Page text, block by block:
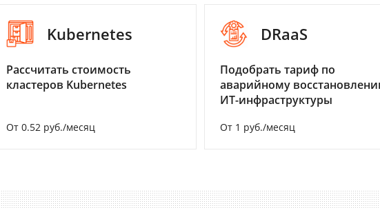
Kubernetes
Рассчитать стоимость
кластеров Kubernetes
От 0.52 руб./месяц
DRaaS
Подобрать тариф по
аварийному
ИТ-инфраструктуры
От 1 руб./месяц